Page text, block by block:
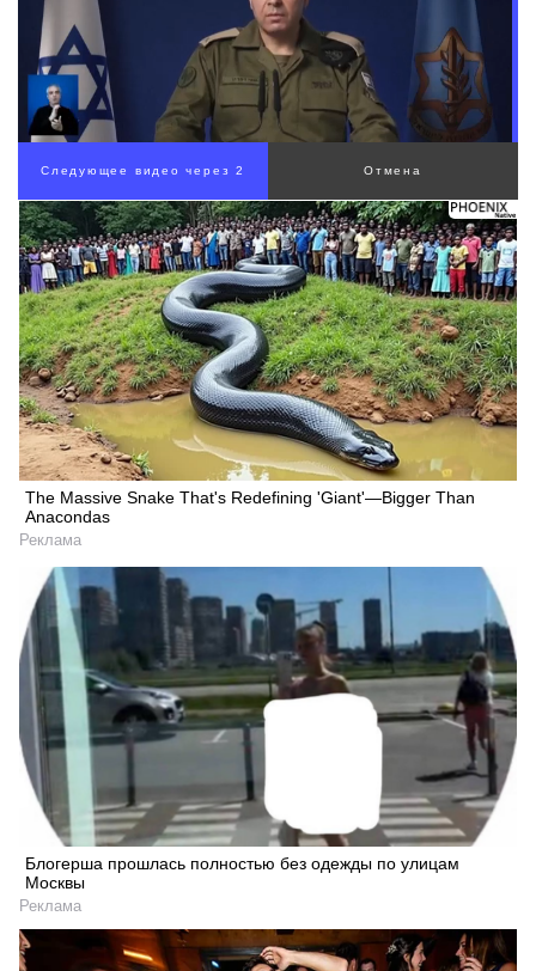
Следующее видео через 1 Отмена
The Massive Snake That's Redefining 'Giant'—Bigger Than
Anacondas
Реклама
Блогерша прошлась полностью без одежды по улицам
Москвы
Реклама